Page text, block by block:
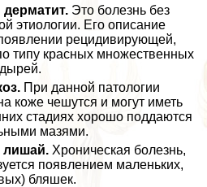
Это болезнь без
этиологии. Его описание
рецидивирующей,
типу красных множественных
При данной патологии
коже чешутся и могут иметь
стадиях хорошо поддаются
мазями.
лишай. Хроническая болезнь,
появлением маленьких,
бляшек.